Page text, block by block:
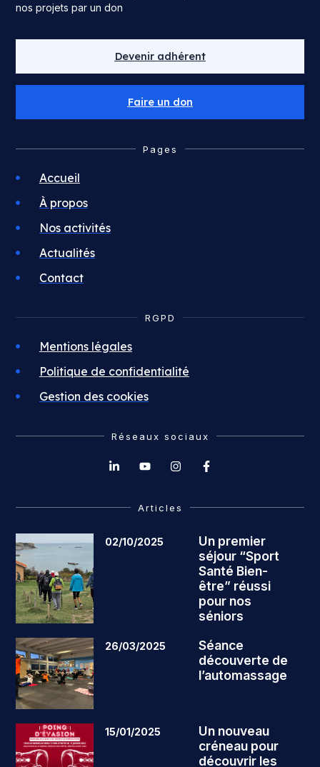
nos projets par un don
Devenir adhérent
Faire un don
Pages
Accueil
À propos
Nos activités
Actualités
Contact
RGPD
Mentions légales
Politique de confidentialité
Gestion des cookies
Réseaux sociaux
Articles
02/10/2025
Un premier
séjour “Sport
Santé Bien-
être” réussi
pour nos
séniors
26/03/2025
Séance
découverte de
l’automassage
15/01/2025
Un nouveau
créneau pour
découvrir les